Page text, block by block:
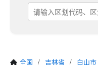
全国 / 吉林省 / 白山市